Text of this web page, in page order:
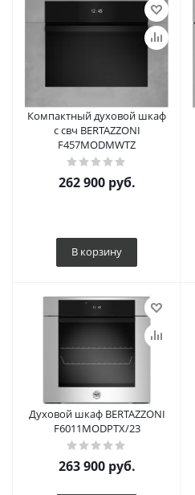
Компактный духовой шкаф
с свч BERTAZZONI
F457MODMWTZ
262 900руб.
В корзину
Духовой шкаф BERTAZZONI
F6011MODPTX/23
263 900руб.